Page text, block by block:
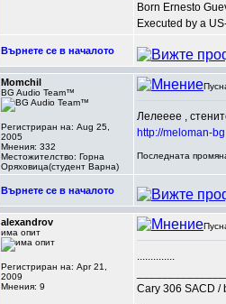
Born Ernesto
Executed by a
Върнете се в началото
Momchil
BG Audio Team™
Регистриран на: Aug 25,
2005
Мнения: 332
Местожителство: Горна
Оряховица(студент Варна)
Лелееее ,
http://meloman-
Последната
Върнете се в началото
alexandrov
има опит
Регистриран на: Apr 21,
2009
Мнения: 9
..............
Cary 306 SACD /